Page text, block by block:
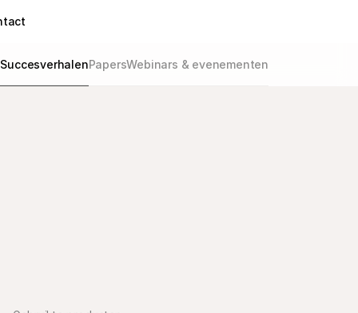
SuccesverhalenPapersWebinars & evenementen